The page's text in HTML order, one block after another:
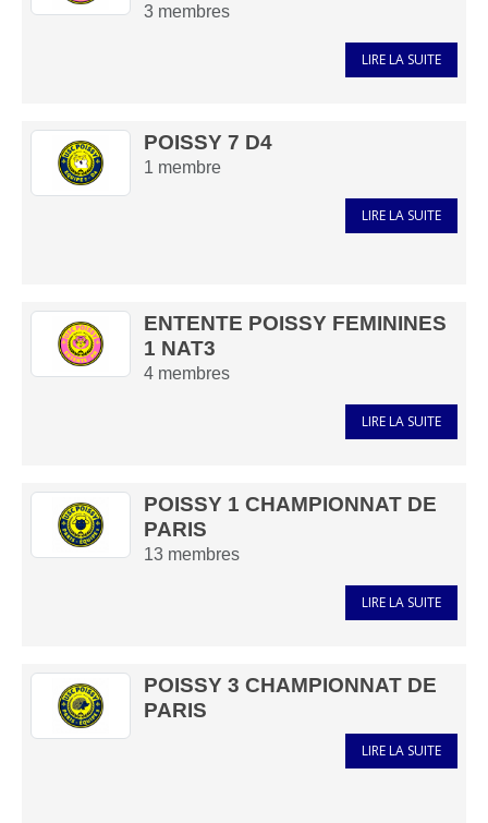
3 membres
LIRE LA SUITE
POISSY 7 D4
1 membre
LIRE LA SUITE
ENTENTE POISSY FEMININES
1 NAT3
4 membres
LIRE LA SUITE
POISSY 1 CHAMPIONNAT DE
PARIS
13 membres
LIRE LA SUITE
POISSY 3 CHAMPIONNAT DE
PARIS
LIRE LA SUITE